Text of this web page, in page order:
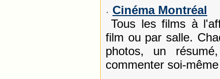
Cinéma Montréal
Tous les films à
film ou par salle.
photos, un
commenter soi-